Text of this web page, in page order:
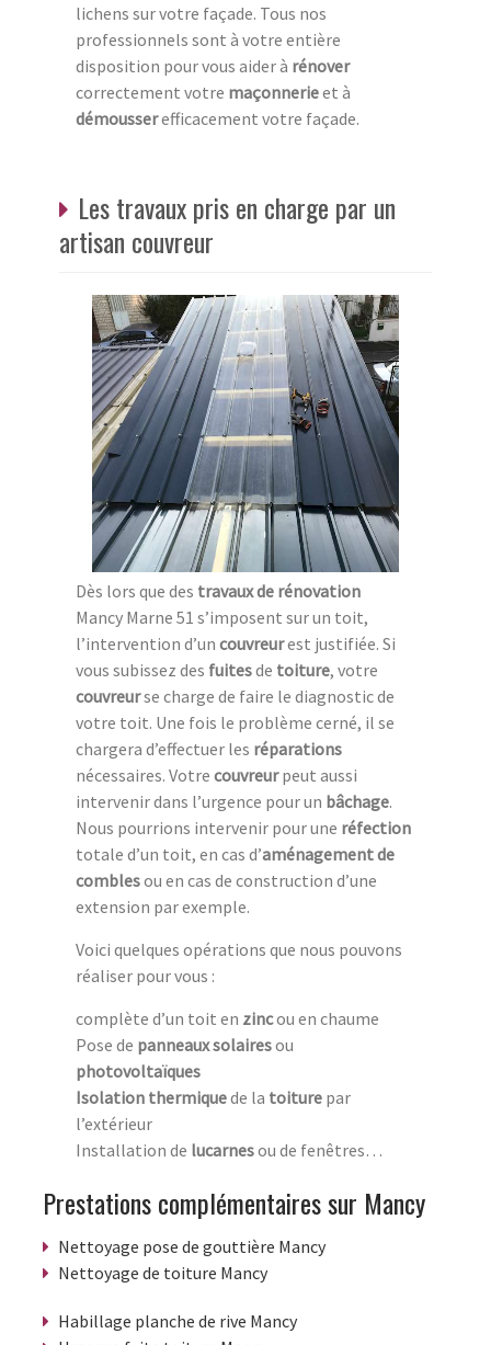
lichens sur votre façade. Tous nos
professionnels sont à votre entière
disposition pour vous aider à rénover
correctement votre maçonnerieet à
démousserefficacement votre façade.
Les travaux pris en charge par un
artisan couvreur
Dès lors que des travaux de rénovation
Mancy Marne 51 s’imposent sur un toit,
l’intervention d’un couvreurest justifiée. Si
vous subissez des fuitesde toiture, votre
couvreurse charge de faire le diagnostic de
votre toit. Une fois le problème cerné, il se
chargera d’effectuer les réparations
nécessaires. Votre couvreurpeut aussi
intervenir dans l’urgence pour un bâchage.
Nous pourrions intervenir pour une réfection
totale d’un toit, en cas d’aménagement de
comblesou en cas de construction d’une
extension par exemple.
Voici quelques opérations que nous pouvons
réaliser pour vous :
complète d’un toit en zincou en chaume
Pose de panneaux solairesou
photovoltaïques
Isolation thermiquede la toiture par
l’extérieur
Installation de lucarnesou de fenêtres…
Prestations complémentaires sur Mancy
Nettoyage pose de gouttière Mancy
Nettoyage de toiture Mancy
Habillage planche de rive Mancy